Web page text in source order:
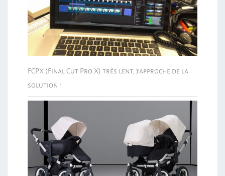
FCPX (Final Cut Pro X) très lent, j’approche de la
solution !